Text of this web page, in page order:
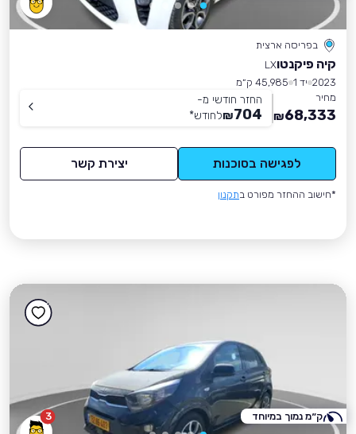
בפריסה ארצית
קיה פיקנטוLX
2023 יד 1
45,985 ק״מ
מחיר
68,333
₪
החזר חודשי מ-
704
₪לחודש*
לפגישה בסוכנות יצירת קשר
*חישוב ההחזר מפורט בתקנון
3 ק״מ נמוך במיוחד